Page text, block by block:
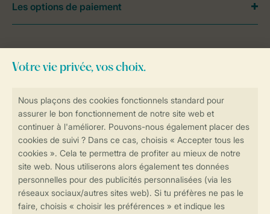
Réservations en ligne rapides et sécurisées
Transmission sécurisée des données
Paiement sécurisé
contactez notreContact Center.
Les options de paiement